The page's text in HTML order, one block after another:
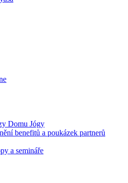
Domu Jógy
benefitů a poukázek partnerů
a semináře